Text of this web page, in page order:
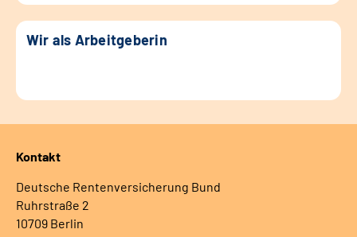
Wir als Arbeitgeberin
Kontakt
Deutsche Rentenversicherung Bund
Ruhrstraße 2
10709 Berlin